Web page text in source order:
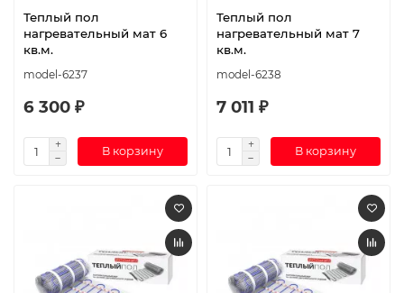
Теплый пол
нагревательный мат 6
кв.м.
model-6237
6 300 ₽
В корзину
Теплый пол
нагревательный мат 7
кв.м.
model-6238
7 011 ₽
В корзину